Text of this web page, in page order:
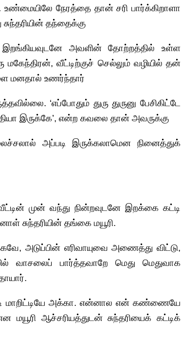
நேரத்தை தான் சரி பார்க்கிறாளா
தந்தைக்கு
இறங்கியவுடனே அவளின் தோற்றத்தில் உள்ள
வீட்டிற்குச் செல்லும் வழியில் தன்
மனதால் உணர்ந்தார்
‘எப்போதும் துரு துருனு பேசிகிட்டே
இருக்கே’, என்ற கவலை தான் அவருக்கு
அப்படி இருக்கலாமென நினைத்துக்
முன் வந்து நின்றவுடனே இறக்கை கட்டி
சுந்தரியின் தங்கை மயூரி.
அடுப்பின் எரிவாயுவை அணைத்து விட்டு,
வாசலைப் பார்த்தவாறே மெது மெதுவாக
மாறிட்டியே அக்கா. என்னால என் கண்ணையே
மயூரி ஆச்சரியத்துடன் சுந்தரியைக் கட்டிக்